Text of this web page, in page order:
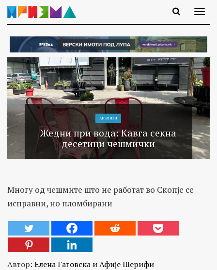
АНАЛИЗИ
Жедни при вода: Кавга секна
десетици чешмички
Многу од чешмите што не работат во Скопје се
исправни, но пломбирани
Автор: Елена Гаговска и Афије Шерифи